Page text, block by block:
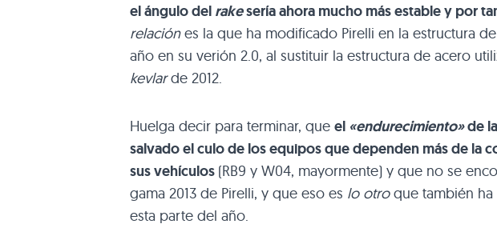
el ángulo del rakesería ahora mucho más estable y por
relaciónes la que ha modificado Pirelli en la estructura
año en su verión 2.0, al sustituir la estructura de acero
kevlarde 2012.
Huelga decir para terminar, que el «endurecimiento»de
salvado el culo de los equipos que dependen más de la
sus vehículos (RB9 y W04, mayormente) y que no se
gama 2013 de Pirelli, y que eso es lo otroque también ha
esta parte del año.